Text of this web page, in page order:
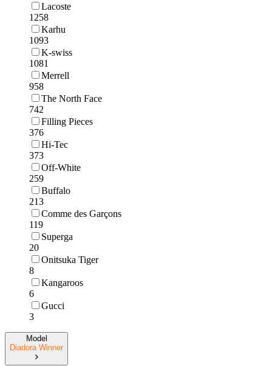
Lacoste
1258
Karhu
1093
K-swiss
1081
Merrell
958
The North Face
742
Filling Pieces
376
Hi-Tec
373
Off-White
259
Buffalo
213
Comme des Garçons
119
Superga
20
Onitsuka Tiger
8
Kangaroos
6
Gucci
3
Model
Diadora Winner